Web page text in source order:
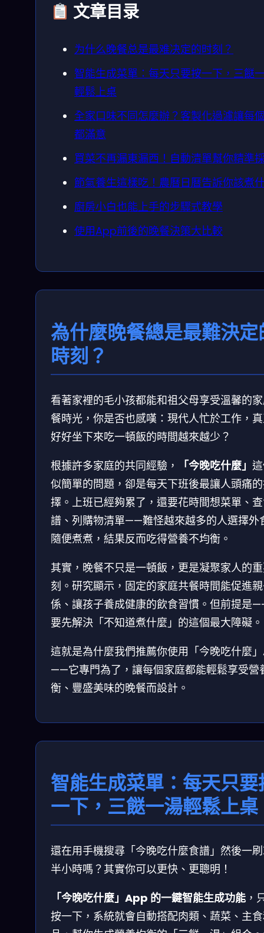
文章目录
为什么晚餐总是最难决定的时刻？
智能生成菜單：每天只要按一下，三餸
輕鬆上桌
全家口味不同怎麼辦？客製化過濾讓每
都滿意
買菜不再漏東漏西！自動清單幫你精準
節氣養生這樣吃！農曆日曆告訴你該煮
廚房小白也能上手的步驟式教學
使用App前後的晚餐決策大比較
為什麼晚餐總是最難決定
時刻？
看著家裡的毛小孩都能和祖父母享受溫馨的
餐時光，你是否也感嘆：現代人忙於工作，
好好坐下來吃一頓飯的時間越來越少？
根據許多家庭的共同經驗，
「今晚吃什麼」
似簡單的問題，卻是每天下班後最讓人頭痛
擇。上班已經夠累了，還要花時間想菜單、
譜、列購物清單——難怪越來越多的人選擇外
隨便煮煮，結果反而吃得營養不均衡。
其實，晚餐不只是一頓飯，更是凝聚家人的
刻。研究顯示，固定的家庭共餐時間能促進
係、讓孩子養成健康的飲食習慣。但前提是
要先解決「不知道煮什麼」的這個最大障礙。
這就是為什麼我們推薦你使用「今晚吃什麼
——它專門為了，讓每個家庭都能輕鬆享受營
衡、豐盛美味的晚餐而設計。
智能生成菜單：每天只要
一下，三餸一湯輕鬆上桌
還在用手機搜尋「今晚吃什麼食譜」然後一
半小時嗎？其實你可以更快、更聰明！
「今晚吃什麼」App 的一鍵智能生成功能 ，
按一下，系統就會自動搭配肉類、蔬菜、主